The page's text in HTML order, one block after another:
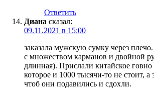
Ответить
Диана сказал:
09.11.2021 в 15:00
заказала мужскую сумку через
с множеством карманов и двойной
длинная). Прислали китайское говно
которое и 1000 тысячи-то не стоит, а
чтоб они подавились и сдохли.